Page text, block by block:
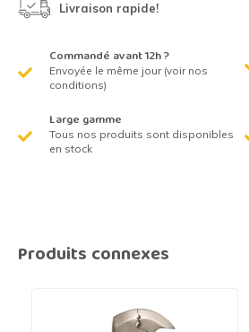
Livraison rapide!
Commandé avant 12h ?
Envoyée le même jour (voir nos
conditions)
Large gamme
Tous nos produits sont disponibles
en stock
Produits connexes